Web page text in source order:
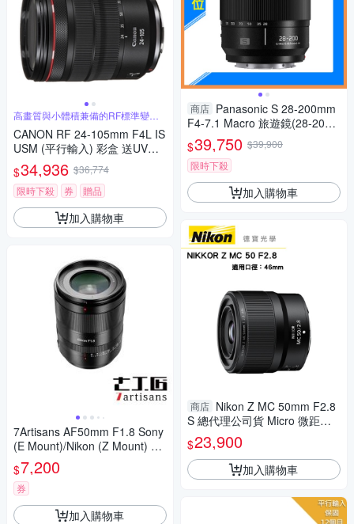
高畫質與小體積兼備的RF標準變焦
鏡頭
CANON RF 24-105mm F4L IS
USM (平行輸入) 彩盒 送UV保
護鏡+吹球清潔組
$34,936 $36,774
限時下殺
券 贈品
加入購物車
7Artisans AF50mm F1.8 Sony
(E Mount)/Nikon (Z Mount) 公
司貨
$7,200
券
加入購物車
商店 Panasonic S 28-200mm
F4-7.1 Macro 旅遊鏡(28-20
0，S-R28200GC，公司貨)L-m
ount
$39,750 $39,900
限時下殺
加入購物車
商店 Nikon Z MC 50mm F2.8
S 總代理公司貨 Micro 微距鏡
德寶光學 大光圈定焦微距
$23,900
加入購物車